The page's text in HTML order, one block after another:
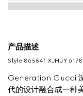
产品描述
Style ‎865841 XJHUY 6178
Generation Gucci
代的设计融合成一种